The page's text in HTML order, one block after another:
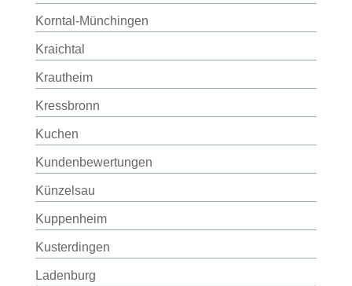
Korntal-Münchingen
Kraichtal
Krautheim
Kressbronn
Kuchen
Kundenbewertungen
Künzelsau
Kuppenheim
Kusterdingen
Ladenburg